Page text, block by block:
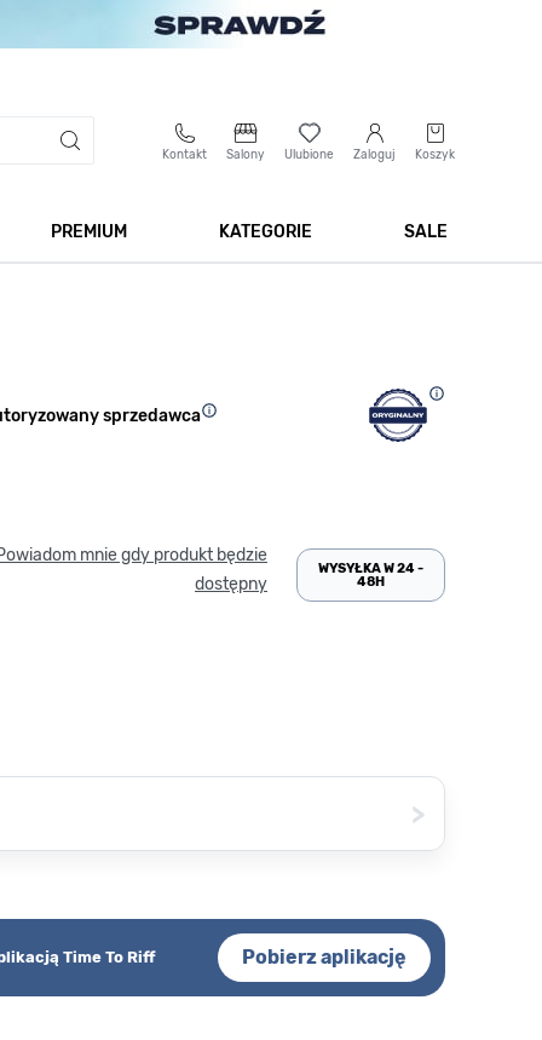
Kontakt Salony Ulubione Zaloguj Koszyk
PREMIUM
KATEGORIE
SALE
sprzedawca
mnie gdy produkt będzie
dostępny
WYSYŁKA W 24 -
48H
>
Time To Riff Pobierz aplikację